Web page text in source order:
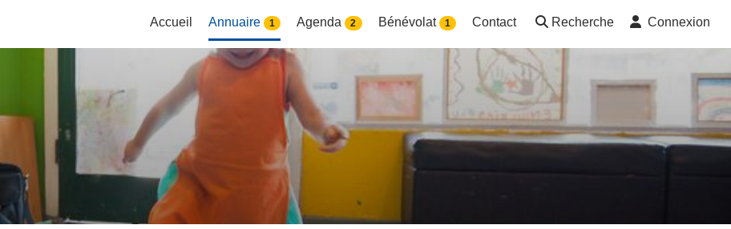
Accueil Annuaire 1 Agenda 2 Bénévolat 1 Contact Recherche Connexion